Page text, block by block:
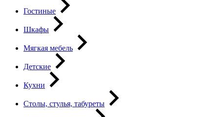
Гостиные
Шкафы
Мягкая мебель
Детские
Кухни
Столы, стулья, табуреты